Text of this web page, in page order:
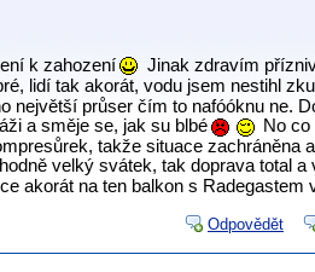
k zahození
Jinak zdravím
lidí tak akorát, vodu jsem nestihl
největší průser čím to nafóóknu ne.
a směje se, jak su blbé
No co
takže situace zachráněna a
velký svátek, tak doprava total a
akorát na ten balkon s Radegastem
Odpovědět